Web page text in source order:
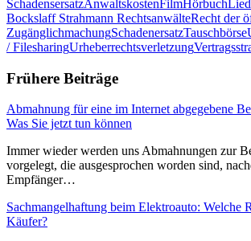
SchadensersatzAnwaltskostenFilmHörbuchLied
Bockslaff Strahmann RechtsanwälteRecht der
ZugänglichmachungSchadenersatzTauschbörse
/ FilesharingUrheberrechtsverletzung
Frühere Beiträge
Abmahnung für eine im Internet abgegebene
Was Sie jetzt tun können
Immer wieder werden uns Abmahnungen zur
vorgelegt, die ausgesprochen worden sind,
Empfänger…
Sachmangelhaftung beim Elektroauto: Welche
Käufer?